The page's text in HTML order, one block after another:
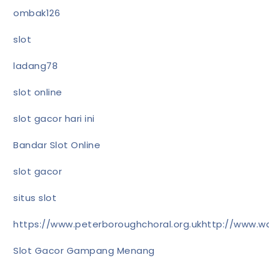
ombak126
slot
ladang78
slot online
slot gacor hari ini
Bandar Slot Online
slot gacor
situs slot
https://www.peterboroughchoral.org.ukhttp://
Slot Gacor Gampang Menang